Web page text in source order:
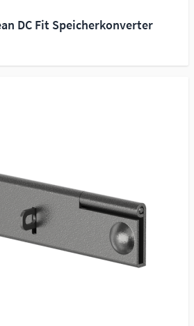
DC Fit Speicherkonverter